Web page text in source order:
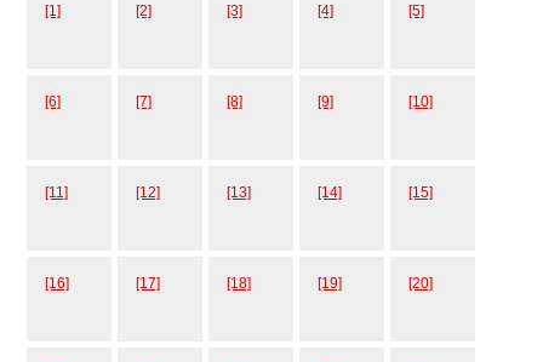
[1] [2] [3] [4] [5]
[6] [7] [8] [9] [10]
[11] [12] [13] [14] [15]
[16] [17] [18] [19] [20]